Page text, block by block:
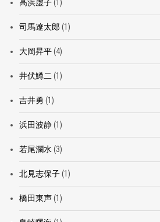
高浜虚子(1)
司馬遼太郎 (1)
大岡昇平(4)
井伏鱒二 (1)
吉井勇 (1)
浜田波静(1)
若尾瀾水 (3)
北見志保子(1)
橋田東声(1)